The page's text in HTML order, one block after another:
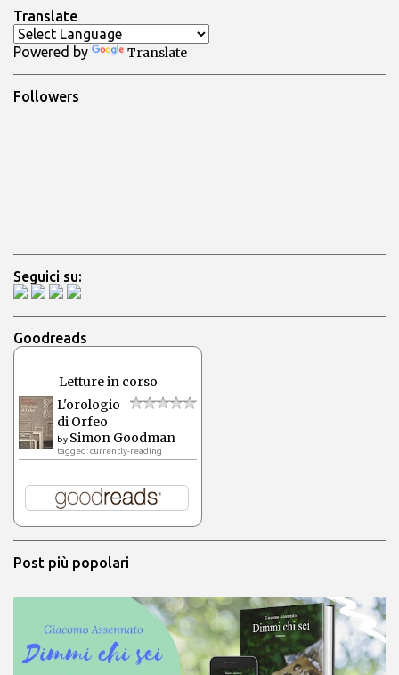
t
i
Translate
Powered by Translate
Followers
Seguici su:
Goodreads
Letture in corso
L'orologio
di Orfeo
by Simon Goodman
tagged: currently-reading
Post più popolari